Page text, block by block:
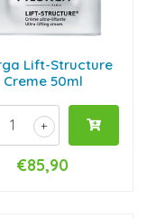
Lift-Structure
Creme 50ml
+
€85,90